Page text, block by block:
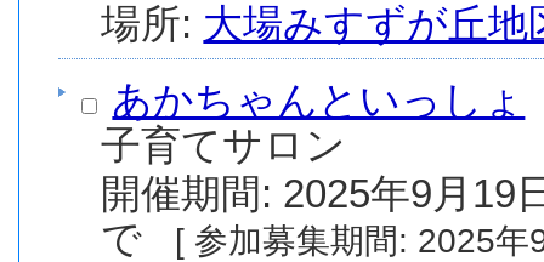
場所: 大場みすずが丘地
あかちゃんといっしょ
子育てサロン
開催期間: 2025年9月19
[ 参加募集期間: 2025年9月1日(月) から 2026年3月19日(木) ま